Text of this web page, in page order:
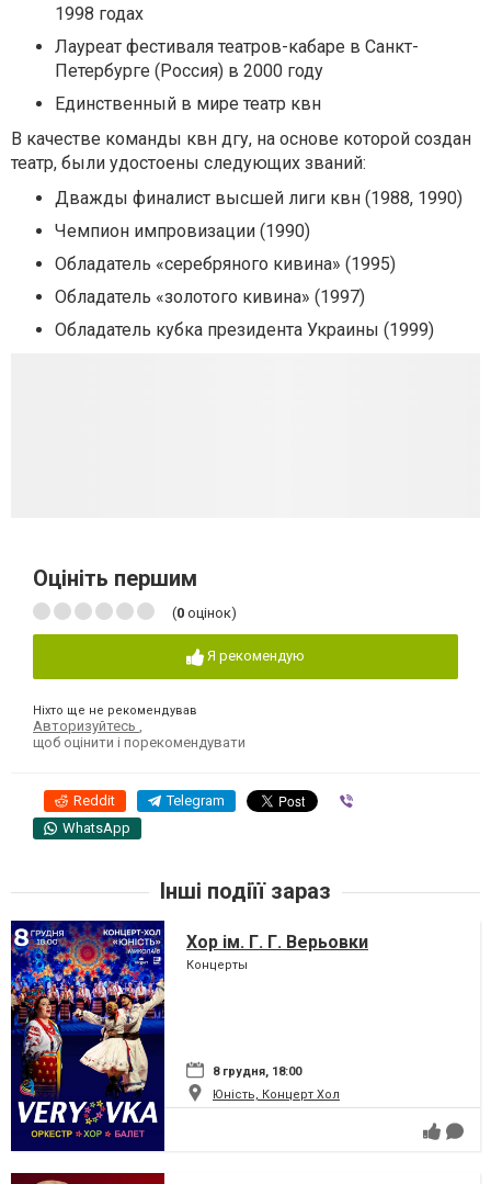
1998 годах
Лауреат фестиваля театров-кабаре в Санкт-
Петербурге (Россия) в 2000 году
Единственный в мире театр квн
В качестве команды квн дгу, на основе которой создан
театр, были удостоены следующих званий:
Дважды финалист высшей лиги квн (1988, 1990)
Чемпион импровизации (1990)
Обладатель «серебряного кивина» (1995)
Обладатель «золотого кивина» (1997)
Обладатель кубка президента Украины (1999)
Оцініть першим
(0 оцінок)
Я рекомендую
Ніхто ще не рекомендував
Авторизуйтесь
щоб оцінити і порекомендувати
Reddit Telegram
WhatsApp
Інші подіїї зараз
Хор ім. Г. Г. Верьовки
Концерты
8 грудня, 18:00
Юність, Концерт Хол